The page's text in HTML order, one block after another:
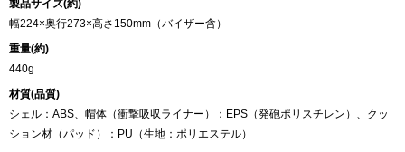
製品サイズ(約)
幅224×奥行273×高さ150mm（バイザー含）
重量(約)
440g
材質(品質)
シェル：ABS、帽体（衝撃吸収ライナー）：EPS（発砲ポリスチレン）、クッ
ション材（パッド）：PU（生地：ポリエステル）